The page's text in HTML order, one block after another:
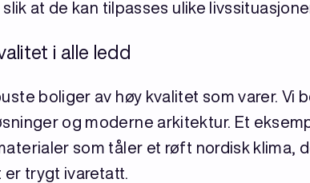
at de kan tilpasses ulike
i alle ledd
boliger av høy kvalitet som varer. Vi
og moderne arkitektur. Et
som tåler et røft nordisk klima,
er trygt ivaretatt.